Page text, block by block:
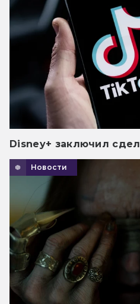
Disney+ заключил
Новости